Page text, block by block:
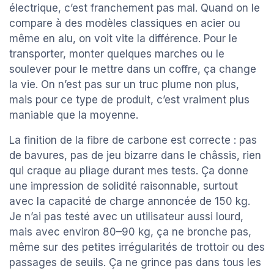
électrique, c’est franchement pas mal. Quand on le
compare à des modèles classiques en acier ou
même en alu, on voit vite la différence. Pour le
transporter, monter quelques marches ou le
soulever pour le mettre dans un coffre, ça change
la vie. On n’est pas sur un truc plume non plus,
mais pour ce type de produit, c’est vraiment plus
maniable que la moyenne.
La finition de la fibre de carbone est correcte : pas
de bavures, pas de jeu bizarre dans le châssis, rien
qui craque au pliage durant mes tests. Ça donne
une impression de solidité raisonnable, surtout
avec la capacité de charge annoncée de 150 kg.
Je n’ai pas testé avec un utilisateur aussi lourd,
mais avec environ 80–90 kg, ça ne bronche pas,
même sur des petites irrégularités de trottoir ou des
passages de seuils. Ça ne grince pas dans tous les